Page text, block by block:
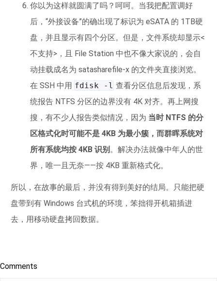
你以为这样就圆满了吗？呵呵。当我把配置调好
后，“外接设备”的确出现了标识为 eSATA 的 1TB硬
盘，并且显示有四个分区。但是，文件系统却显示<
不支持>，且 File Station 中也不像大家说的，会自
动挂载成名为 satasharefile-x 的文件夹直接浏览。
在 SSH 中用 fdisk -l 查看分区信息后发现，系
统报告 NTFS 分区的边界没有 4K 对齐。再上网搜
搜，有不少人报告类似情况，因为 当时 NTFS 的分
区格式化时可能不是 4KB 为最小簇，而群晖系统对
所有系统均按 4KB 识别 。解决办法就像中年人的世
界，唯一且无奈——按 4KB 重新格式化。
所以，在故事的最后，并没有得到美好的结局。只能把硬
盘带到有 Windows 台式机的环境，笨拙得开机箱插进
去，用移动硬盘拷回数据。
Comments